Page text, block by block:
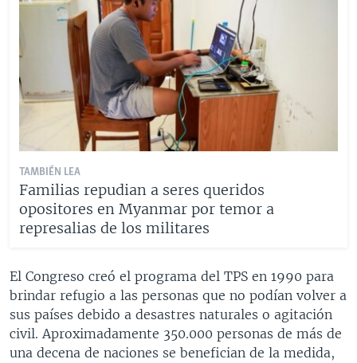
TAMBIÉN LEA
Familias repudian a seres queridos
opositores en Myanmar por temor a
represalias de los militares
El Congreso creó el programa del TPS en 1990 para
brindar refugio a las personas que no podían volver a
sus países debido a desastres naturales o agitación
civil. Aproximadamente 350.000 personas de más de
una decena de naciones se benefician de la medida,